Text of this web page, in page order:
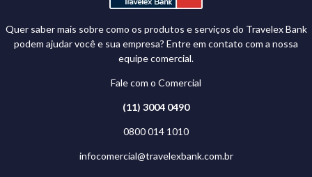
Quer saber mais sobre como os produtos e serviços do Travelex Bank
podem ajudar você e sua empresa? Entre em contato com a nossa
equipe comercial.
Fale com o Comercial
(11) 3004 0490
0800 014 1010
infocomercial@travelexbank.com.br